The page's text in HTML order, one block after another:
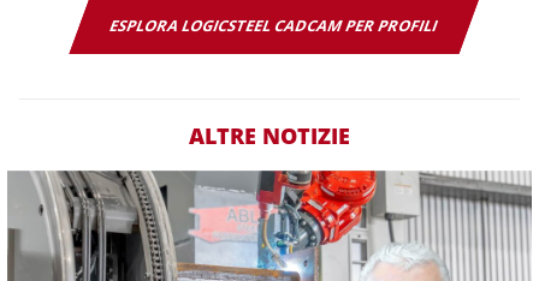
ESPLORA LOGICSTEEL CADCAM PER PROFILI
ALTRE NOTIZIE